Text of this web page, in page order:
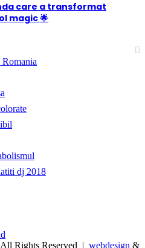
care a transformat
magic 🌟
Rights Reserved | webdesign &